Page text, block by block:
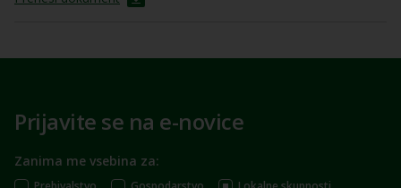
Prijavite se na e-novice
Zanima me vsebina za: